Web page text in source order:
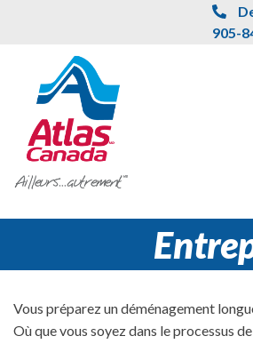
905-
Vous préparez un déménagement
Où que vous soyez dans le processus